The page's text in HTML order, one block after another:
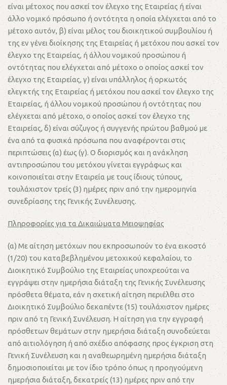
είναι μέτοχος που ασκεί τον έλεγχο της Εταιρείας ή είναι
άλλο νομικό πρόσωπο ή οντότητα η οποία ελέγχεται από το
μέτοχο αυτόν, β) είναι μέλος του διοικητικού συμβουλίου ή
της εν γένει διοίκησης της Εταιρείας ή μετόχου που ασκεί τον
έλεγχο της Εταιρείας, ή άλλου νομικού προσώπου ή
οντότητας που ελέγχεται από μέτοχο ο οποίος ασκεί τον
έλεγχο της Εταιρείας, γ) είναι υπάλληλος ή ορκωτός
ελεγκτής της Εταιρείας ή μετόχου που ασκεί τον έλεγχο της
Εταιρείας, ή άλλου νομικού προσώπου ή οντότητας που
ελέγχεται από μέτοχο, ο οποίος ασκεί τον έλεγχο της
Εταιρείας, δ) είναι σύζυγος ή συγγενής πρώτου βαθμού με
ένα από τα φυσικά πρόσωπα που αναφέρονται στις
περιπτώσεις (α) έως (γ). Ο διορισμός και η ανάκληση
αντιπροσώπου του μετόχου γίνεται εγγράφως και
κοινοποιείται στην Εταιρεία με τους ίδιους τύπους,
τουλάχιστον τρείς (3) ημέρες πριν από την ημερομηνία
συνεδρίασης της Γενικής Συνέλευσης.
Πληροφορίες για τα Δικαιώματα Μειοψηφίας
(α) Με αίτηση μετόχων που εκπροσωπούν το ένα εικοστό
(1/20) του καταβεβλημένου μετοχικού κεφαλαίου, το
Διοικητικό Συμβούλιο της Εταιρείας υποχρεούται να
εγγράψει στην ημερήσια διάταξη της Γενικής Συνέλευσης
πρόσθετα θέματα, εάν η σχετική αίτηση περιέλθει στο
Διοικητικό Συμβούλιο δεκαπέντε (15) τουλάχιστον ημέρες
πριν από τη Γενική Συνέλευση. Η αίτηση για την εγγραφή
πρόσθετων θεμάτων στην ημερήσια διάταξη συνοδεύεται
από αιτιολόγηση ή από σχέδιο απόφασης προς έγκριση στη
Γενική Συνέλευση και η αναθεωρημένη ημερήσια διάταξη
δημοσιοποιείται με τον ίδιο τρόπο όπως η προηγούμενη
ημερήσια διάταξη, δεκατρείς (13) ημέρες πριν από την